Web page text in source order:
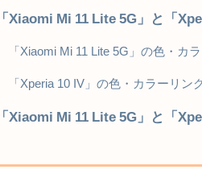
「Xiaomi Mi 11 Lite 5G」と「
「Xiaomi Mi 11 Lite 5G」の色・カ
「Xperia 10 IV」の色・カラーリン
「Xiaomi Mi 11 Lite 5G」と「